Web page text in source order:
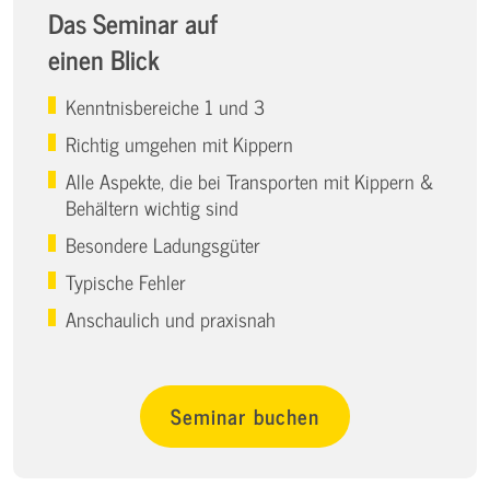
Das Seminar auf
einen Blick
Kenntnisbereiche 1 und 3
Richtig umgehen mit Kippern
Alle Aspekte, die bei Transporten mit Kippern &
Behältern wichtig sind
Besondere Ladungsgüter
Typische Fehler
Anschaulich und praxisnah
Seminar buchen